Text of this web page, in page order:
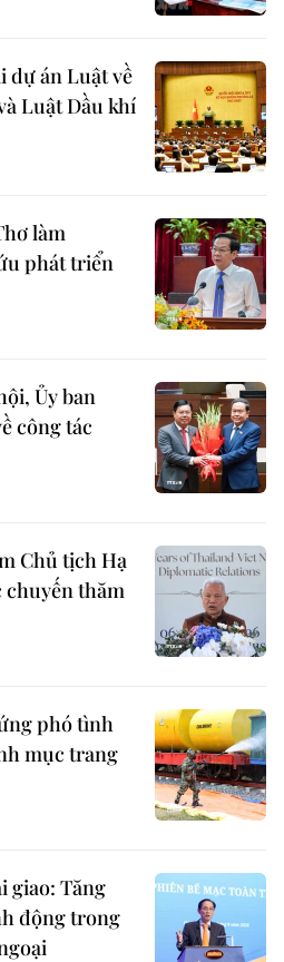
dự án Luật về
Luật Dầu khí
làm
phát triển
Ủy ban
công tác
Chủ tịch Hạ
chuyến thăm
phó tình
mục trang
giao: Tăng
động trong